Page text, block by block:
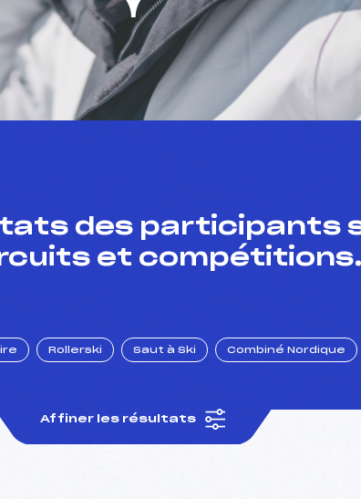
des participants
et compétitions.
Rollerski Saut à Ski Combiné Nordique
Affiner les résultats